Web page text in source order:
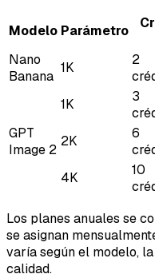
Modelo Parámetro
Nano
Banana
1K
2
GPT
Image 2
1K
3
2K
6
4K
10
Los planes anuales se
se asignan
varía según el modelo,
calidad.